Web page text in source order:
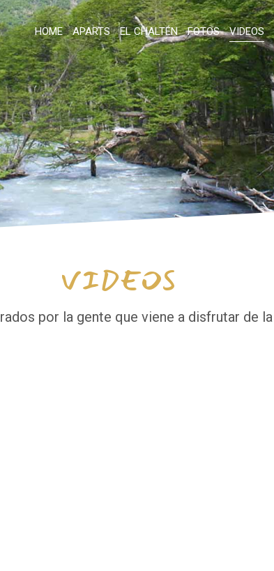
HOME APARTS EL CHALTÉN FOTOS VIDEOS
VIDEOS
por la gente que viene a disfrutar de